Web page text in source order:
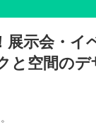
展示会・イ
と空間のデ